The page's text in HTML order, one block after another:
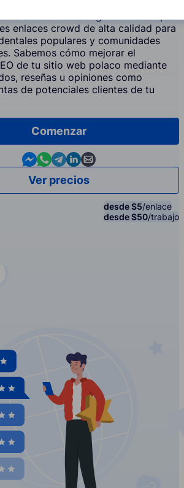
de crowd marketing en Polonia que
enlaces crowd de alta calidad para
populares y comunidades
Sabemos cómo mejorar el
de tu sitio web polaco mediante
reseñas u opiniones como
de potenciales clientes de tu
Comenzar
Contact us in Messenger
Contact us in WhatsApp
Contact us in Telegram
Contact us in Linkedin
Contact us by email
Ver precios
desde $5/enlace
desde $50/trabajo